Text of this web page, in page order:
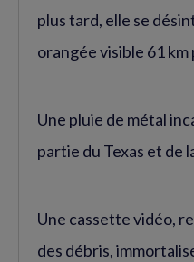
plus tard, elle se
orangée visible 61 km
Une pluie de métal
partie du Texas et de
Une cassette vidéo,
des débris,